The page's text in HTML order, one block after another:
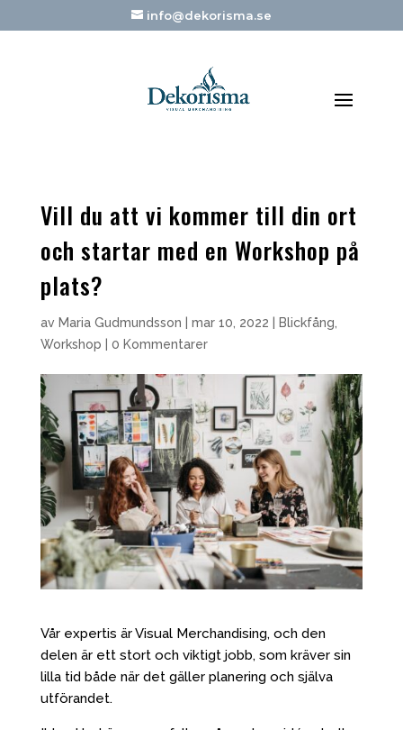
info@dekorisma.se
Vill du att vi kommer till din ort
och startar med en Workshop på
plats?
av Maria Gudmundsson mar 10, 2022 Blickfång
Workshop
0 Kommentarer
Vår expertis är Visual Merchandising, och den
delen är ett stort och viktigt jobb, som kräver sin
lilla tid både när det gäller planering och själva
utförandet.